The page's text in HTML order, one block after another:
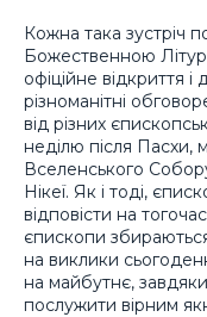
Кожна така зустріч
Божественною
офіційне відкриття
різноманітні
від різних
неділю після Пасхи,
Вселенського
Нікеї. Як і тоді,
відповісти на
єпископи
на виклики
на майбутнє,
послужити вірним